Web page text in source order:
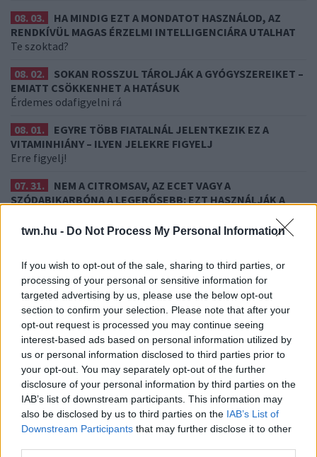
twn.hu - Do Not Process My Personal Information
If you wish to opt-out of the sale, sharing to third parties, or
processing of your personal or sensitive information for
targeted advertising by us, please use the below opt-out
section to confirm your selection. Please note that after your
opt-out request is processed you may continue seeing
interest-based ads based on personal information utilized by
us or personal information disclosed to third parties prior to
your opt-out. You may separately opt-out of the further
disclosure of your personal information by third parties on the
IAB’s list of downstream participants. This information may
also be disclosed by us to third parties on the IAB’s List of
Downstream Participants that may further disclose it to other
08. 03.
HA MINDIG EZT A MONDATOT HASZNÁLOD, AZ
RENDKÍVÜL MAGAS ÉRZELMI INTELLIGENCIÁRA UTALHAT
Te szoktad?
08. 02.
SOKAN ROSSZUL TÁROLJÁK A GYÓGYSZEREIKET –
EMIATT CSÖKKENHET A HATÁSUK
Érdemes odafigyelni rá
08. 01.
EGYRE TÖBB FIATALNÁL JELENTKEZIK EZ A
VITAMINHIÁNY – ILYEN JELEKRE FIGYELJ
Erre figyelj!
07. 31.
NEM A CITROMSAV, AZ ECET VAGY A
SZÓDABIKARBÓNA A LEGERŐSEBB: EZT HASZNÁLJÁK A
Ez a szer tényleg eltünteti a vízkövet
24 ÓRA TOVÁBBI HÍREI
24 óra